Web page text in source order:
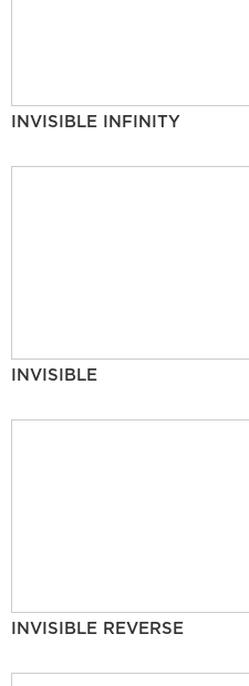
INVISIBLE INFINITY
INVISIBLE
INVISIBLE REVERSE